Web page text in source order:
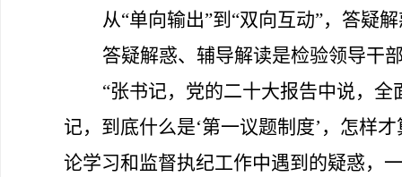
从“单向输出”到“双向互动”，答疑
答疑解惑、辅导解读是检验领导干
“张书记，党的二十大报告中说，
记，到底什么是‘第一议题制度’，怎样
论学习和监督执纪工作中遇到的疑惑，